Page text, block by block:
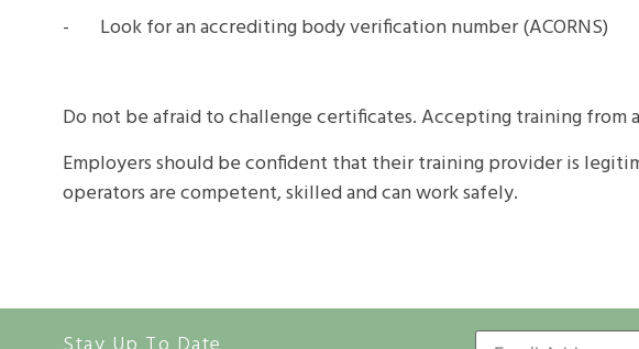
- Look for an accrediting body verification number (ACORNS)
Do not be afraid to challenge certificates. Accepting training
Employers should be confident that their training provider is
operators are competent, skilled and can work safely.